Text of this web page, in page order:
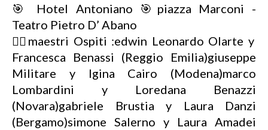
🎯 Hotel Antoniano 🎯piazza Marconi -
Teatro Pietro D’ Abano
👉🏻maestri Ospiti :edwin Leonardo Olarte y
Francesca Benassi (Reggio Emilia)giuseppe
Militare y Igina Cairo (Modena)marco
Lombardini y Loredana Benazzi
(Novara)gabriele Brustia y Laura Danzi
(Bergamo)simone Salerno y Laura Amadei